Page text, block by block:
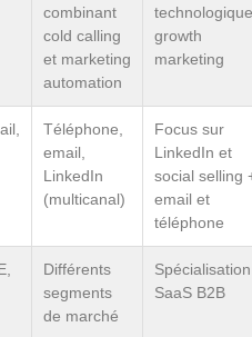
combinant
cold calling
et marketing
automation
growth
marketing
Téléphone,
email,
LinkedIn
(multicanal)
Focus sur
LinkedIn et
social selling
email et
téléphone
Différents
segments
de marché
Spécialisation
SaaS B2B